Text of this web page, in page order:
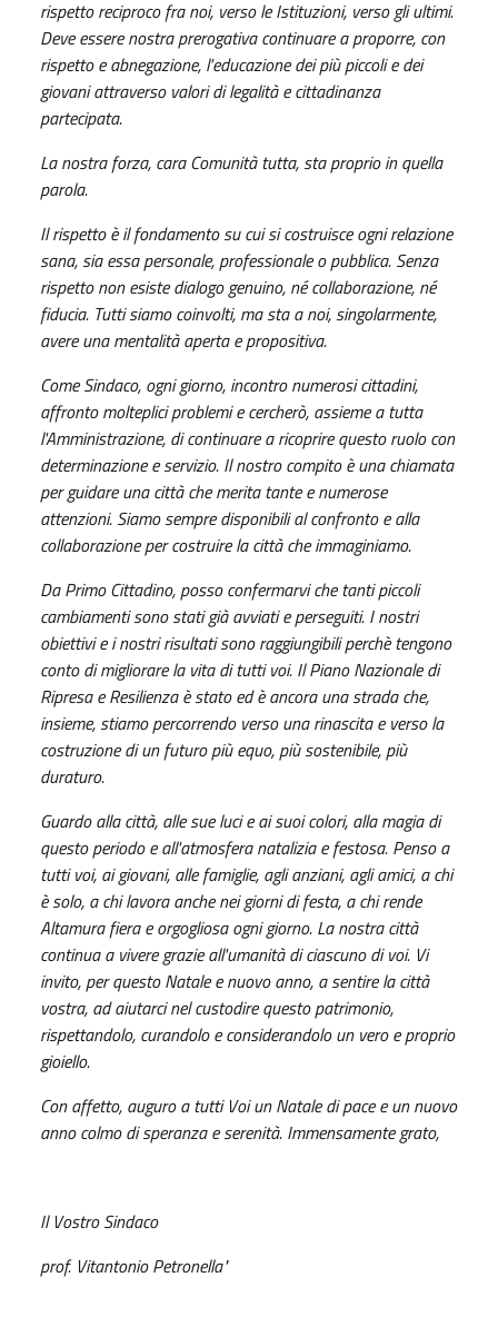
rispetto reciproco fra noi, verso le Istituzioni, verso gli ultimi.
Deve essere nostra prerogativa continuare a proporre, con
rispetto e abnegazione, l'educazione dei più piccoli e dei
giovani attraverso valori di legalità e cittadinanza
partecipata.
La nostra forza, cara Comunità tutta, sta proprio in quella
parola.
Il rispetto è il fondamento su cui si costruisce ogni relazione
sana, sia essa personale, professionale o pubblica. Senza
rispetto non esiste dialogo genuino, né collaborazione, né
fiducia. Tutti siamo coinvolti, ma sta a noi, singolarmente,
avere una mentalità aperta e propositiva.
Come Sindaco, ogni giorno, incontro numerosi cittadini,
affronto molteplici problemi e cercherò, assieme a tutta
l'Amministrazione, di continuare a ricoprire questo ruolo con
determinazione e servizio. Il nostro compito è una chiamata
per guidare una città che merita tante e numerose
attenzioni. Siamo sempre disponibili al confronto e alla
collaborazione per costruire la città che immaginiamo.
Da Primo Cittadino, posso confermarvi che tanti piccoli
cambiamenti sono stati già avviati e perseguiti. I nostri
obiettivi e i nostri risultati sono raggiungibili perchè tengono
conto di migliorare la vita di tutti voi. Il Piano Nazionale di
Ripresa e Resilienza è stato ed è ancora una strada che,
insieme, stiamo percorrendo verso una rinascita e verso la
costruzione di un futuro più equo, più sostenibile, più
duraturo.
Guardo alla città, alle sue luci e ai suoi colori, alla magia di
questo periodo e all'atmosfera natalizia e festosa. Penso a
tutti voi, ai giovani, alle famiglie, agli anziani, agli amici, a chi
è solo, a chi lavora anche nei giorni di festa, a chi rende
Altamura fiera e orgogliosa ogni giorno. La nostra città
continua a vivere grazie all'umanità di ciascuno di voi. Vi
invito, per questo Natale e nuovo anno, a sentire la città
vostra, ad aiutarci nel custodire questo patrimonio,
rispettandolo, curandolo e considerandolo un vero e proprio
gioiello.
Con affetto, auguro a tutti Voi un Natale di pace e un nuovo
anno colmo di speranza e serenità. Immensamente grato,
Il Vostro Sindaco
prof. Vitantonio Petronella"